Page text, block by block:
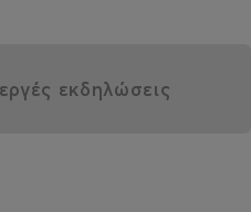
εκδηλώσεις